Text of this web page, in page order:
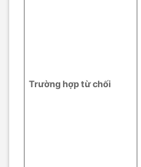
Trường hợp từ chối